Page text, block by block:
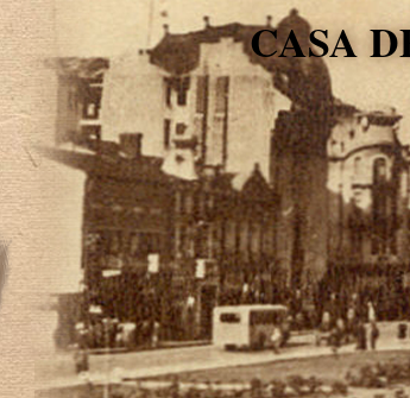
CASA